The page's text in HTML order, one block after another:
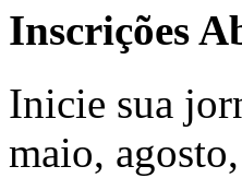
Inscrições
Inicie sua
maio,